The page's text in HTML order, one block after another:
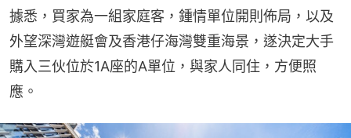
據悉，買家為一組家庭客，鍾情單位開則佈局，以及
外望深灣遊艇會及香港仔海灣雙重海景，遂決定大手
購入三伙位於1A座的A單位，與家人同住，方便照
應。